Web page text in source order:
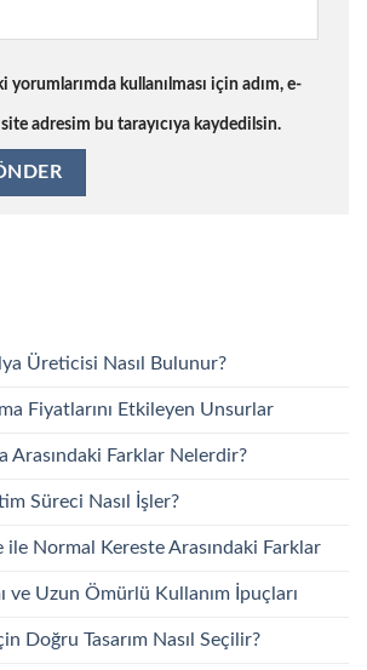
yorumlarımda kullanılması için adım, e-
adresim bu tarayıcıya kaydedilsin.
Üreticisi Nasıl Bulunur?
Fiyatlarını Etkileyen Unsurlar
Arasındaki Farklar Nelerdir?
Süreci Nasıl İşler?
ile Normal Kereste Arasındaki Farklar
ve Uzun Ömürlü Kullanım İpuçları
Doğru Tasarım Nasıl Seçilir?